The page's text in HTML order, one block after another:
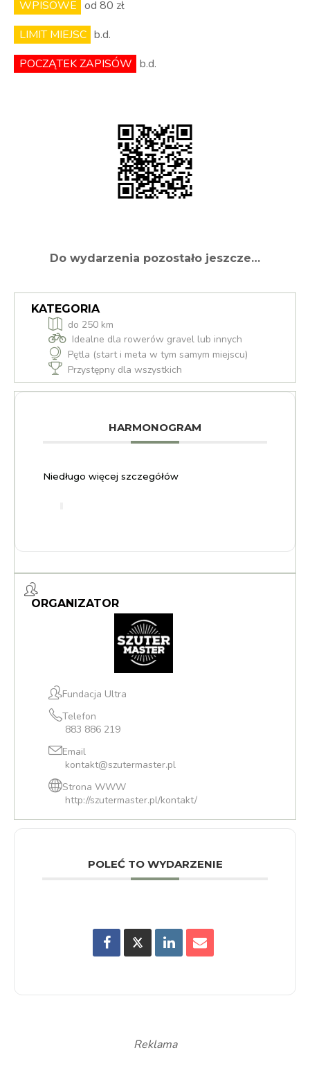
WPISOWE od 80 zł
LIMIT MIEJSC b.d.
POCZĄTEK ZAPISÓW b.d.
Do wydarzenia pozostało jeszcze…
KATEGORIA
do 250 km
Idealne dla rowerów gravel lub innych
Pętla (start i meta w tym samym miejscu)
Przystępny dla wszystkich
HARMONOGRAM
Niedługo więcej szczegółów
ORGANIZATOR
Fundacja Ultra
Telefon
883 886 219
Email
kontakt@szutermaster.pl
Strona WWW
http://szutermaster.pl/kontakt/
POLEĆ TO WYDARZENIE
Reklama